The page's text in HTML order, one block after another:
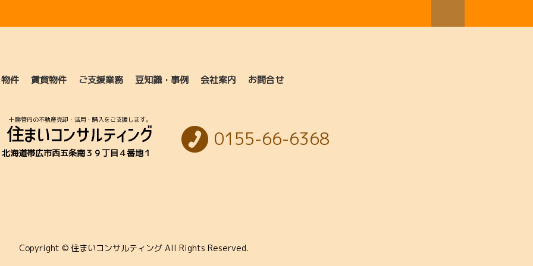
件 賃貸物件 ご支援業務 豆知識・事例 会社案内 お問合せ
十勝管内の不動産売却・活用・購入をご支援します。
北海道帯広市西五条南３９丁目４番地１
0155-66-6368
Copyright © 住まいコンサルティング All Rights Reserved.